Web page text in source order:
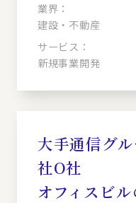
業界：
建設・不動産
サービス：
新規事業開発
大手通信グ
社O社
オフィスビ